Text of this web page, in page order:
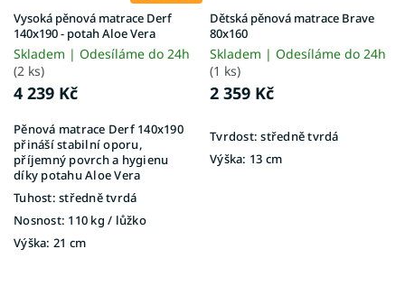
Vysoká pěnová matrace Derf
140x190 - potah Aloe Vera
Skladem | Odesíláme do 24h
(2 ks)
4 239 Kč
Pěnová matrace Derf 140x190
přináší stabilní oporu,
příjemný povrch a hygienu
díky potahu Aloe Vera
Tuhost: středně tvrdá
Nosnost: 110 kg ​​​​​/ lůžko
Výška: 21 cm
Dětská pěnová matrace Brave
80x160
Skladem | Odesíláme do 24h
(1 ks)
2 359 Kč
Tvrdost: středně tvrdá
Výška: 13 cm